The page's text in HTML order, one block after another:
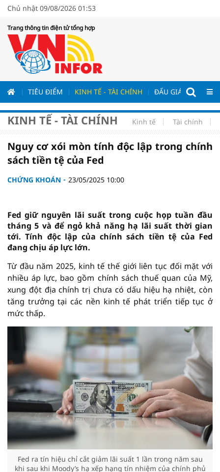
Chủ nhật 09/08/2026 01:53
Trang thông tin điện tử tổng hợp
TIÊU ĐIỂM KINH TẾ - TÀI CHÍNH ĐẤU GIÁ - ĐẤU
KINH TẾ - TÀI CHÍNH Kinh tế Tài chính
Nguy cơ xói mòn tính độc lập trong chính
sách tiền tệ của Fed
CHỨNG KHOÁN 23/05/2025 10:00
Fed giữ nguyên lãi suất trong cuộc họp tuần đầu
tháng 5 và để ngỏ khả năng hạ lãi suất thời gian
tới. Tính độc lập của chính sách tiền tệ của Fed
đang chịu áp lực lớn.
Từ đầu năm 2025, kinh tế thế giới liên tục đối mặt với
nhiều áp lực, bao gồm chính sách thuế quan của Mỹ,
xung đột địa chính trị chưa có dấu hiệu hạ nhiệt, còn
tăng trưởng tại các nền kinh tế phát triển tiếp tục ở
mức thấp.
Fed ra tín hiệu chỉ cắt giảm lãi suất 1 lần trong năm sau
khi sau khi Moody’s hạ xếp hạng tín nhiệm của chính phủ